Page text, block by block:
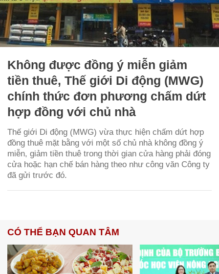
Không được đồng ý miễn giảm
tiền thuê, Thế giới Di động (MWG)
chính thức đơn phương chấm dứt
hợp đồng với chủ nhà
Thế giới Di động (MWG) vừa thực hiện chấm dứt hợp
đồng thuê mặt bằng với một số chủ nhà không đồng ý
miễn, giảm tiền thuê trong thời gian cửa hàng phải đóng
cửa hoặc hạn chế bán hàng theo như công văn Công ty
đã gửi trước đó.
CÓ THỂ BẠN QUAN TÂM